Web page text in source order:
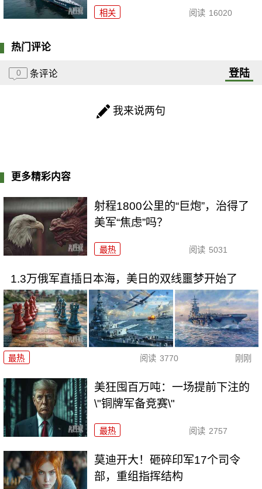
相关 阅读 16020
热门评论
0 条评论 登陆
我来说两句
更多精彩内容
射程1800公里的“巨炮”，治得了
美军“焦虑”吗？
最热 阅读 5031
1.3万俄军直插日本海，美日的双线噩梦开始了
最热 阅读 3770 刚刚
美狂囤百万吨：一场提前下注的
\"铜牌军备竞赛\"
最热 阅读 2757
莫迪开大！砸碎印军17个司令
部，重组指挥结构